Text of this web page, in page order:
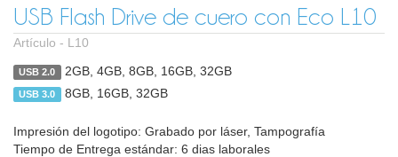
USB Flash Drive de cuero con Eco L10
Artículo - L10
USB 2.0 2GB, 4GB, 8GB, 16GB, 32GB
USB 3.0 8GB, 16GB, 32GB
Impresión del logotipo: Grabado por láser, Tampografía
Tiempo de Entrega estándar: 6 dias laborales